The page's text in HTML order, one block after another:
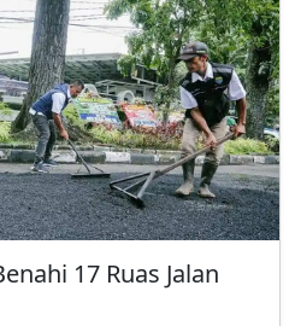
17 Ruas Jalan